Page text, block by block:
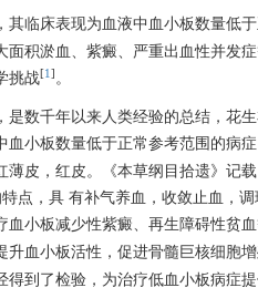
临床表现为血液中血小板数量低
面积淤血、紫癜、严重出血性并发
挑战[1 ] 。
是数千年以来人类经验的总结，花
血小板数量低于正常参考范围的病
皮，红皮。《本草纲目拾遗》记
点，具 有补气养血，收敛止血，
小板减少性紫癜、再生障碍性贫
升血小板活性，促进骨髓巨核细胞
到了检验，为治疗低血小板病症提